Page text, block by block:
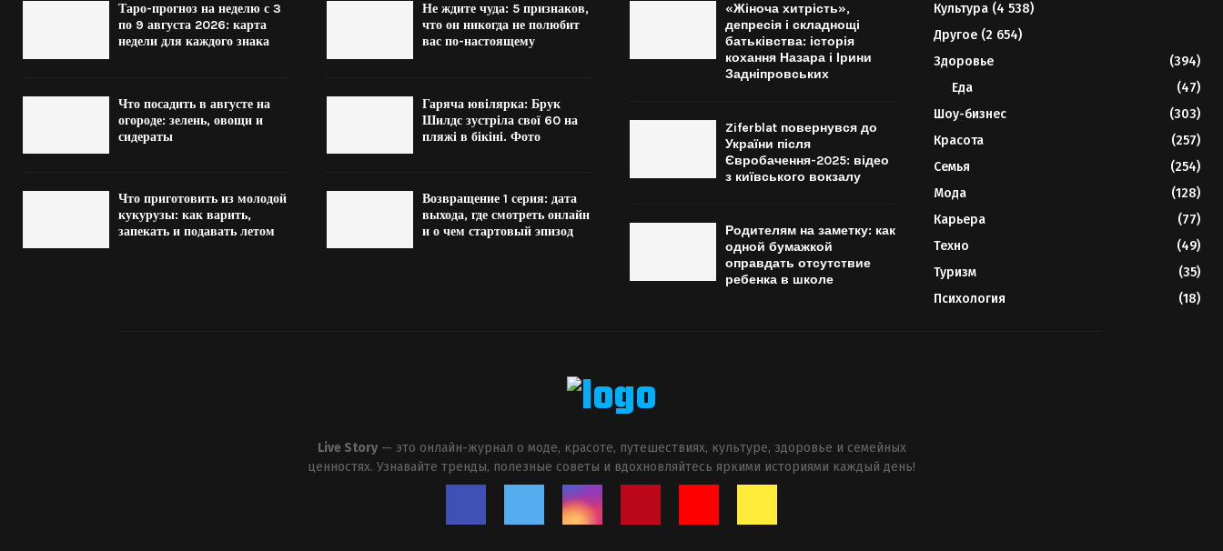
Таро-прогноз на неделю с 3
по 9 августа 2026: карта
недели для каждого знака
Что посадить в августе на
огороде: зелень, овощи и
сидераты
Что приготовить из молодой
кукурузы: как варить,
запекать и подавать летом
Не ждите чуда: 5 признаков,
что он никогда не полюбит
вас по-настоящему
Гаряча ювілярка: Брук
Шилдс зустріла свої 60 на
пляжі в бікіні. Фото
Возвращение 1 серия: дата
выхода, где смотреть онлайн
и о чем стартовый эпизод
«Жіноча хитрість»,
депресія і складнощі
батьківства: історія
кохання Назара і Ірини
Задніпровських
Ziferblat повернувся до
України після
Євробачення-2025: відео
з київського вокзалу
Родителям на заметку: как
одной бумажкой
оправдать отсутствие
ребенка в школе
Культура(4 538)
Другое(2 654)
Здоровье
(394)
Еда
(47)
Шоу-бизнес
(303)
Красота
(257)
Семья
(254)
Мода
(128)
Карьера
(77)
Техно
(49)
Туризм
(35)
Психология
(18)
Live Story— это онлайн-журнал о моде, красоте, путешествиях, культуре, здоровье и семейных
ценностях. Узнавайте тренды, полезные советы и вдохновляйтесь яркими историями каждый день!